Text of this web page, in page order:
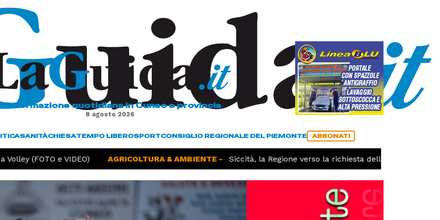
L'informazione quotidiana in Cuneo e provincia
8 agosto 2026
SANITÀCHIESATEMPO LIBEROSPORTCONSIGLIO REGIONALE DEL PIEMONTE ABBONATI
(FOTO e VIDEO) AGRICOLTURA & AMBIENTE - Siccità, la Regione verso la richiesta dello stato di